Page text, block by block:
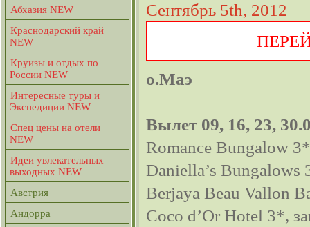
Сентябрь 5th, 2012
о.Маэ
Вылет 09, 16, 23,
Romance Bungalow
Daniella’s Bungalows
Berjaya Beau Vallon
Coco d’Or Hotel 3*,
Абхазия NEW
Краснодарский край
NEW
Круизы и отдых по
России NEW
Интересные туры и
Экспедиции NEW
Спец цены на отели
NEW
Идеи увлекательных
выходных NEW
Австрия
Андорра